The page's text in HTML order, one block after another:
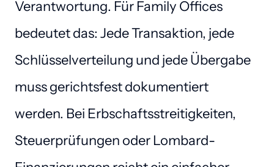
Verantwortung. Für Family Offices
bedeutet das: Jede Transaktion, jede
Schlüsselverteilung und jede Übergabe
muss gerichtsfest dokumentiert
werden. Bei Erbschaftsstreitigkeiten,
Steuerprüfungen oder Lombard-